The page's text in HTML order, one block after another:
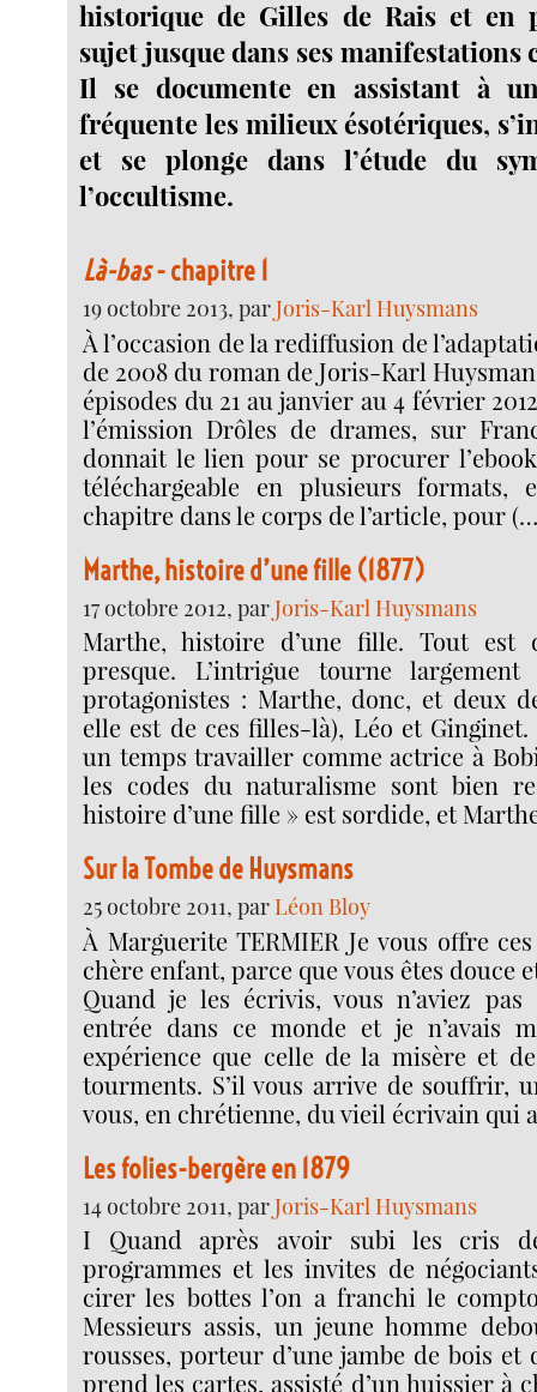
historique de Gilles de Rais et en
sujet jusque dans ses manifestations
Il se documente en assistant à
fréquente les milieux ésotériques,
et se plonge dans l’étude du
l’occultisme.
Là-bas- chapitre 1
19 octobre 2013, parJoris-Karl Huysmans
À l’occasion de la rediffusion de
de 2008 du roman de Joris-Karl
épisodes du 21 au janvier au 4 février
l’émission Drôles de drames, sur
donnait le lien pour se procurer
téléchargeable en plusieurs
chapitre dans le corps de l’article, pour
Marthe, histoire d’une fille (1877)
17 octobre 2012, parJoris-Karl Huysmans
Marthe, histoire d’une fille. Tout
presque. L’intrigue tourne
protagonistes : Marthe, donc, et deux
elle est de ces filles-là), Léo et
un temps travailler comme actrice à
les codes du naturalisme sont bien
histoire d’une fille » est sordide, et
Sur la Tombe de Huysmans
25 octobre 2011, par Léon Bloy
À Marguerite TERMIER Je vous offre
chère enfant, parce que vous êtes douce
Quand je les écrivis, vous n’aviez
entrée dans ce monde et je n’avais
expérience que celle de la misère et
tourments. S’il vous arrive de souffrir,
vous, en chrétienne, du vieil écrivain qui
Les folies-bergère en 1879
14 octobre 2011, parJoris-Karl Huysmans
I Quand après avoir subi les cris
programmes et les invites de
cirer les bottes l’on a franchi le
Messieurs assis, un jeune homme
rousses, porteur d’une jambe de bois et
prend les cartes, assisté d’un huissier à